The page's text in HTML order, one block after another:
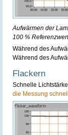
Aufwärmen der
100 %
Während des
Während des
Flackern
Schnelle
die Messung